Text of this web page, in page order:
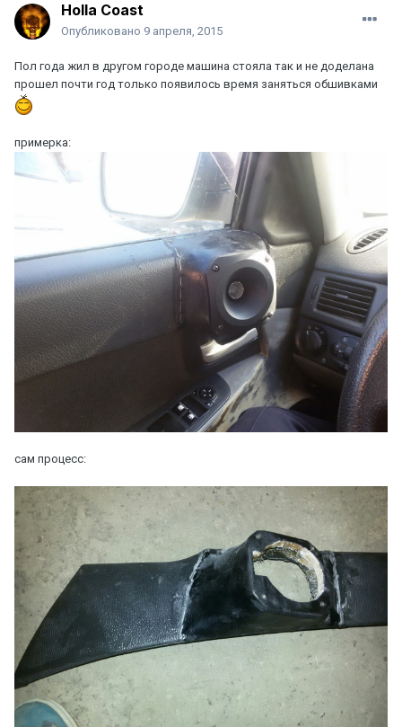
Holla Coast
Опубликовано 9 апреля, 2015
Пол года жил в другом городе машина стояла так и не доделана
прошел почти год только появилось время заняться обшивками
примерка:
сам процесс: